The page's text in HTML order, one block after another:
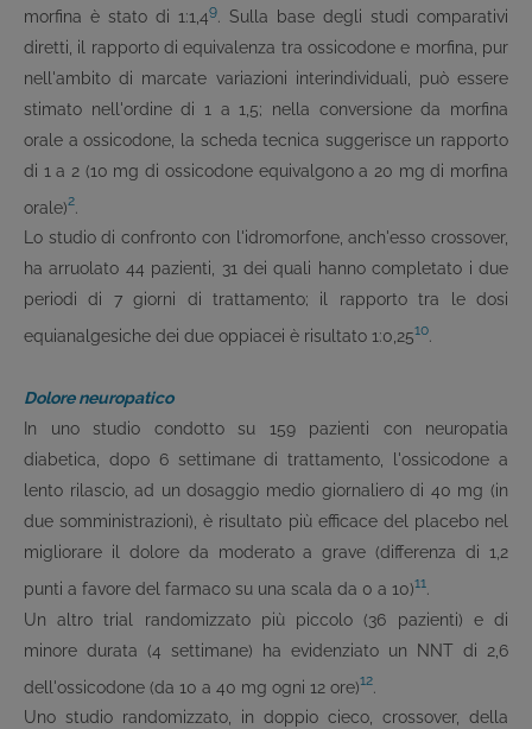
morfina è stato di 1:1,49. Sulla base degli studi comparativi
diretti, il rapporto di equivalenza tra ossicodone e morfina, pur
nell'ambito di marcate variazioni interindividuali, può essere
stimato nell'ordine di 1 a 1,5; nella conversione da morfina
orale a ossicodone, la scheda tecnica suggerisce un rapporto
di 1 a 2 (10 mg di ossicodone equivalgono a 20 mg di morfina
orale)2.
Lo studio di confronto con l'idromorfone, anch'esso crossover,
ha arruolato 44 pazienti, 31 dei quali hanno completato i due
periodi di 7 giorni di trattamento; il rapporto tra le dosi
equianalgesiche dei due oppiacei è risultato 1:0,2510.
Dolore neuropatico
In uno studio condotto su 159 pazienti con neuropatia
diabetica, dopo 6 settimane di trattamento, l'ossicodone a
lento rilascio, ad un dosaggio medio giornaliero di 40 mg (in
due somministrazioni), è risultato più efficace del placebo nel
migliorare il dolore da moderato a grave (differenza di 1,2
punti a favore del farmaco su una scala da 0 a 10)11.
Un altro trial randomizzato più piccolo (36 pazienti) e di
minore durata (4 settimane) ha evidenziato un NNT di 2,6
dell'ossicodone (da 10 a 40 mg ogni 12 ore)12.
Uno studio randomizzato, in doppio cieco, crossover, della